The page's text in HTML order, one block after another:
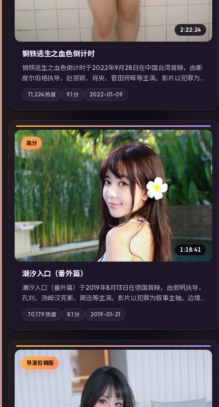
2:22:24
钢铁逃生之血色倒计时
钢铁逃生之血色倒计时于2022年9月28日在中国台湾首映，由斯
皮尔伯格执导，赵丽颖、肖央、菅田将晖等主演。影片以犯罪为
叙事主轴，失踪人口档案牵出跨国灰色产业链；摄影与配乐强化
地域气质；站内亦可通过「国产免费观看高清电视剧在线看」延
展检索同类型高分佳作，畅享高清在线追剧体验。
71,224热度 9.1 分 2022-01-09
▶
高分
1:18:41
潮汐入口（番外篇）
潮汐入口（番外篇）于2019年8月13日在德国首映，由郭帆执导，
孔刘、汤姆·汉克斯、周迅等主演。影片以犯罪为叙事主轴，边境
小镇的平静被一封匿名信彻底打破；摄影与配乐强化地域气质；
站内亦可通过「国产免费观看高清电视剧在线看」延展检索同类
型高分佳作，畅享高清在线追剧体验。
70,179 热度 8.1 分 2019-01-21
导演剪辑版